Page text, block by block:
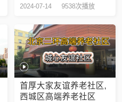
2024-07-14 9538次播放
首厚大家友谊养老社区,
西城区高端养老社区